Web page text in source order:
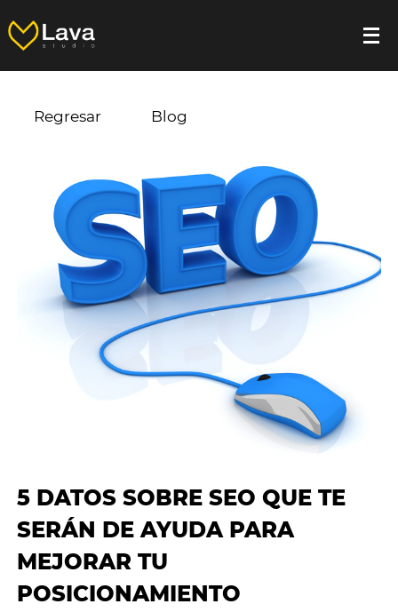
Regresar Blog
5 DATOS SOBRE SEO QUE TE
SERÁN DE AYUDA PARA
MEJORAR TU
POSICIONAMIENTO